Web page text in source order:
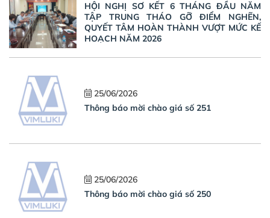
HỘI NGHỊ SƠ KẾT 6 THÁNG ĐẦU NĂM
TẬP TRUNG THÁO GỠ ĐIỂM NGHẼN,
QUYẾT TÂM HOÀN THÀNH VƯỢT MỨC KẾ
HOẠCH NĂM 2026
25/06/2026
Thông báo mời chào giá số 251
25/06/2026
Thông báo mời chào giá số 250